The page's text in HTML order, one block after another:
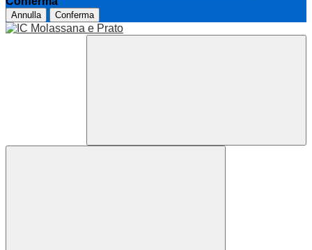
Annulla Conferma